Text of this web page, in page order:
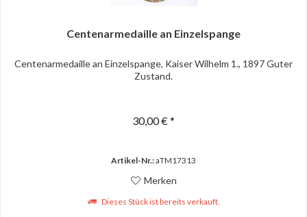
Centenarmedaille an Einzelspange
Centenarmedaille an Einzelspange, Kaiser Wilhelm 1., 1897 Guter
Zustand.
30,00 € *
Artikel-Nr.:aTM17313
Merken
Dieses Stück ist bereits verkauft.